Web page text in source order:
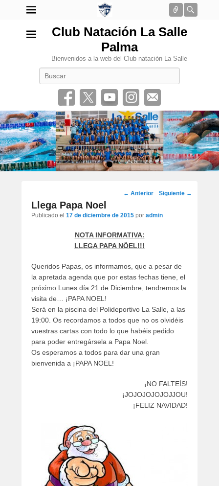
Conectar
Club Natación La Salle
Palma
Bienvenidos a la web del Club natación La Salle
•
Navegación
los
← Anterior Siguiente →
Llega Papa Noel
Publicado el 17 de diciembre de 2015 por admin
NOTA INFORMATIVA:
LLEGA PAPA NÖEL!!!
Queridos Papas, os informamos, que a pesar de
la apretada agenda que por estas fechas tiene, el
próximo Lunes día 21 de Diciembre, tendremos la
visita de… ¡PAPA NOEL!
Será en la piscina del Polideportivo La Salle, a las
19:00. Os recordamos a todos que no os olvidéis
vuestras cartas con todo lo que habéis pedido
para poder entregársela a Papa Noel.
Os esperamos a todos para dar una gran
bienvenida a ¡PAPA NOEL!
¡NO FALTEÍS!
¡JOJOJOJOJOJJOU!
¡FELIZ NAVIDAD!